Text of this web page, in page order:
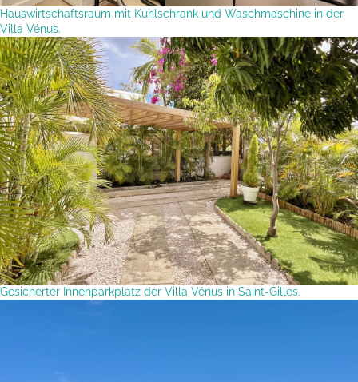
Hauswirtschaftsraum mit Kühlschrank und Waschmaschine in der
Villa Vénus.
Gesicherter Innenparkplatz der Villa Vénus in Saint-Gilles.